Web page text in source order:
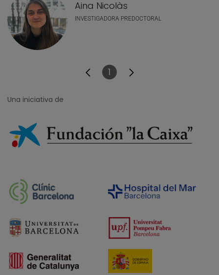
Aina Nicolàs
INVESTIGADORA PREDOCTORAL
Página
1
Una iniciativa de